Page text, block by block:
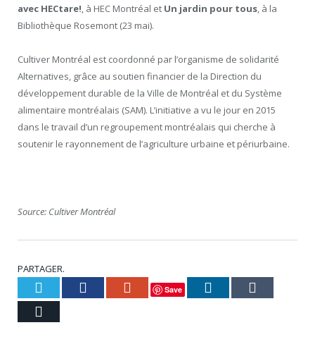
avec HECtare! , à HEC Montréal et Un jardin pour tous , à la
Bibliothèque Rosemont (23 mai).
Cultiver Montréal est coordonné par l’organisme de solidarité
Alternatives, grâce au soutien financier de la Direction du
développement durable de la Ville de Montréal et du Système
alimentaire montréalais (SAM). L’initiative a vu le jour en 2015
dans le travail d’un regroupement montréalais qui cherche à
soutenir le rayonnement de l’agriculture urbaine et périurbaine.
Source: Cultiver Montréal
PARTAGER.
Twitter Facebook Google+
Save LinkedIn